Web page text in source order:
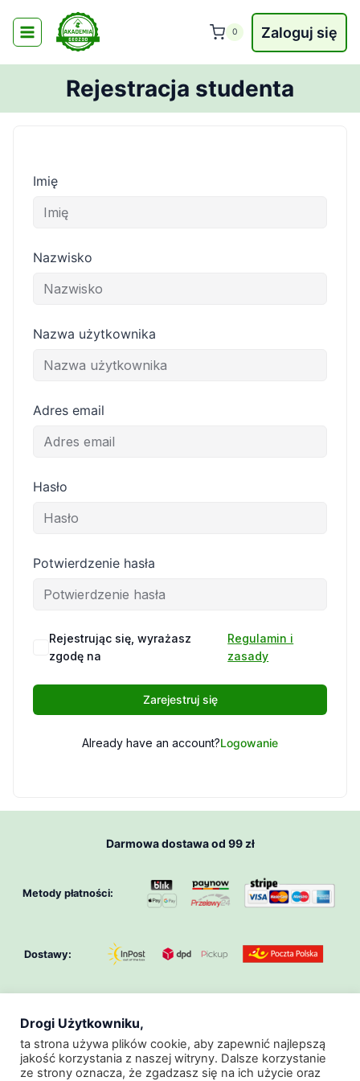
treści
0 Zaloguj się
Rejestracja studenta
Imię
Nazwisko
Nazwa użytkownika
Adres email
Hasło
Potwierdzenie hasła
Rejestrując się, wyrażasz
zgodę na
Regulamin i
zasady
Zarejestruj się
Already have an account?Logowanie
Darmowa dostawa od 99 zł
Metody płatności:
Dostawy:
O Nas Klub GeoZoo
Regulamin
Regulamin Promocji
Polityka Prywatności
Drogi Użytkowniku,
ta strona używa plików cookie, aby zapewnić najlepszą
jakość korzystania z naszej witryny. Dalsze korzystanie
ze strony oznacza, że zgadzasz się na ich użycie oraz